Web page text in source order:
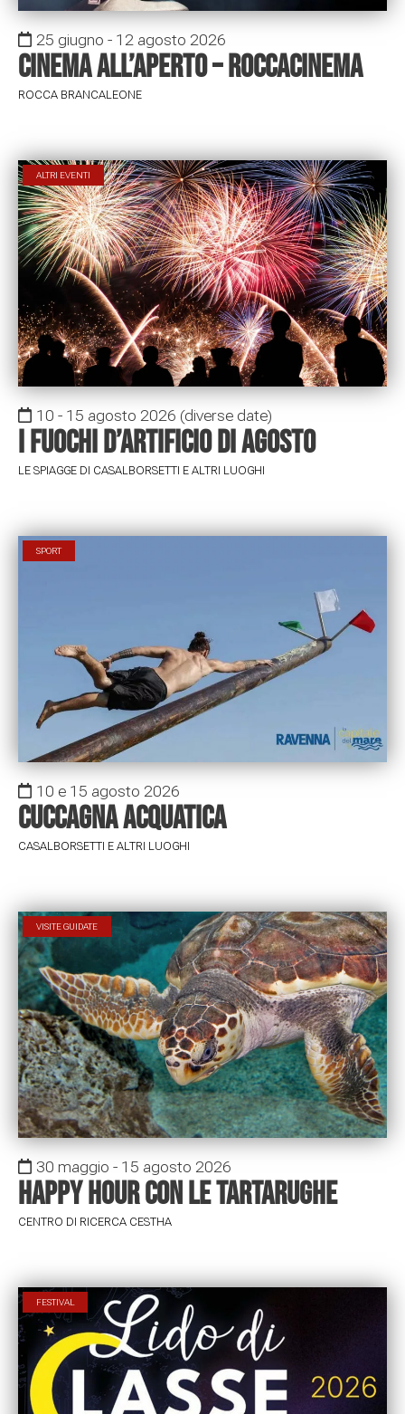
25 giugno - 12 agosto 2026
Cinema all’aperto – RoccaCinema
ROCCA BRANCALEONE
ALTRI EVENTI
10 - 15 agosto 2026 (diverse date)
I Fuochi d’artificio di Agosto
LE SPIAGGE DI CASALBORSETTI E ALTRI LUOGHI
SPORT
10 e 15 agosto 2026
Cuccagna acquatica
CASALBORSETTI E ALTRI LUOGHI
VISITE GUIDATE
30 maggio - 15 agosto 2026
Happy Hour con le tartarughe
CENTRO DI RICERCA CESTHA
FESTIVAL